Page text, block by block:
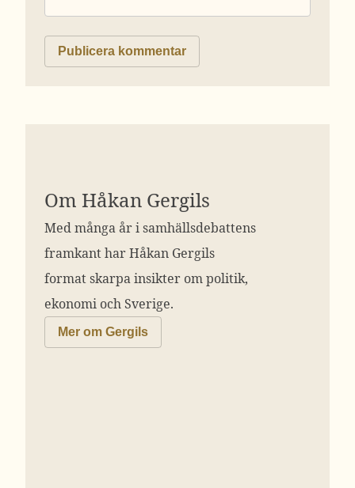
Om Håkan Gergils
Med många år i samhällsdebattens
framkant har Håkan Gergils
format skarpa insikter om politik,
ekonomi och Sverige.
Mer om Gergils